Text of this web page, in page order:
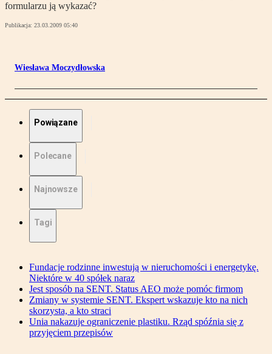
formularzu ją wykazać?
Publikacja: 23.03.2009 05:40
Wiesława Moczydłowska
Powiązane
Polecane
Najnowsze
Tagi
Fundacje rodzinne inwestują w nieruchomości i energetykę.
Niektóre w 40 spółek naraz
Jest sposób na SENT. Status AEO może pomóc firmom
Zmiany w systemie SENT. Ekspert wskazuje kto na nich
skorzysta, a kto straci
Unia nakazuje ograniczenie plastiku. Rząd spóźnia się z
przyjęciem przepisów